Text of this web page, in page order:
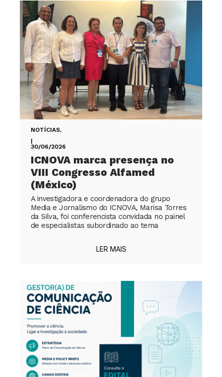
NOTÍCIAS,
|
30/06/2026
ICNOVA marca presença no
VIII Congresso Alfamed
(México)
A investigadora e coordenadora do grupo
Media e Jornalismo do ICNOVA, Marisa Torres
da Silva, foi conferencista convidada no painel
de especialistas subordinado ao tema
LER MAIS